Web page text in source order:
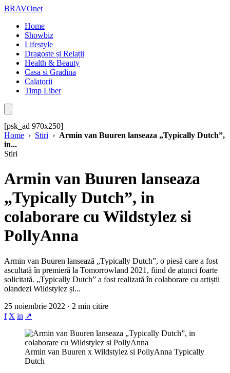
BRAVOnet
Home
Showbiz
Lifestyle
Dragoste și Relații
Health & Beauty
Casa si Gradina
Calatorii
Timp Liber
[psk_ad 970x250]
Home › Stiri › Armin van Buuren lanseaza „Typically Dutch”,
in...
Stiri
Armin van Buuren lanseaza
„Typically Dutch”, in
colaborare cu Wildstylez si
PollyAnna
Armin van Buuren lansează „Typically Dutch”, o piesă care a fost
ascultată în premieră la Tomorrowland 2021, fiind de atunci foarte
solicitată. „Typically Dutch” a fost realizată în colaborare cu artiștii
olandezi Wildstylez și...
25 noiembrie 2022 · 2 min citire
f X in ↗
Armin van Buuren x Wildstylez si PollyAnna Typically
Dutch